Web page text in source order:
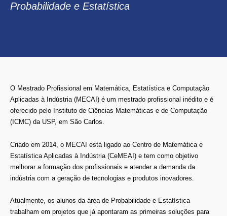
Probabilidade e Estatística
O Mestrado Profissional em Matemática, Estatística e Computação
Aplicadas à Indústria (MECAI) é um mestrado profissional inédito e é
oferecido pelo Instituto de Ciências Matemáticas e de Computação
(ICMC) da USP, em São Carlos.
Criado em 2014, o MECAI está ligado ao Centro de Matemática e
Estatística Aplicadas à Indústria (CeMEAI) e tem como objetivo
melhorar a formação dos profissionais e atender a demanda da
indústria com a geração de tecnologias e produtos inovadores.
Atualmente, os alunos da área de Probabilidade e Estatística
trabalham em projetos que já apontaram as primeiras soluções para